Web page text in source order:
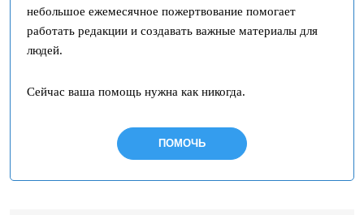
небольшое ежемесячное пожертвование помогает
работать редакции и создавать важные материалы для
людей.
Сейчас ваша помощь нужна как никогда.
ПОМОЧЬ